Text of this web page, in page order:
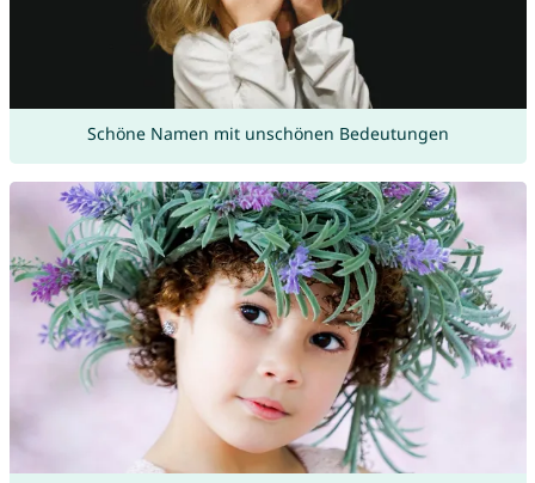
Schöne Namen mit unschönen Bedeutungen